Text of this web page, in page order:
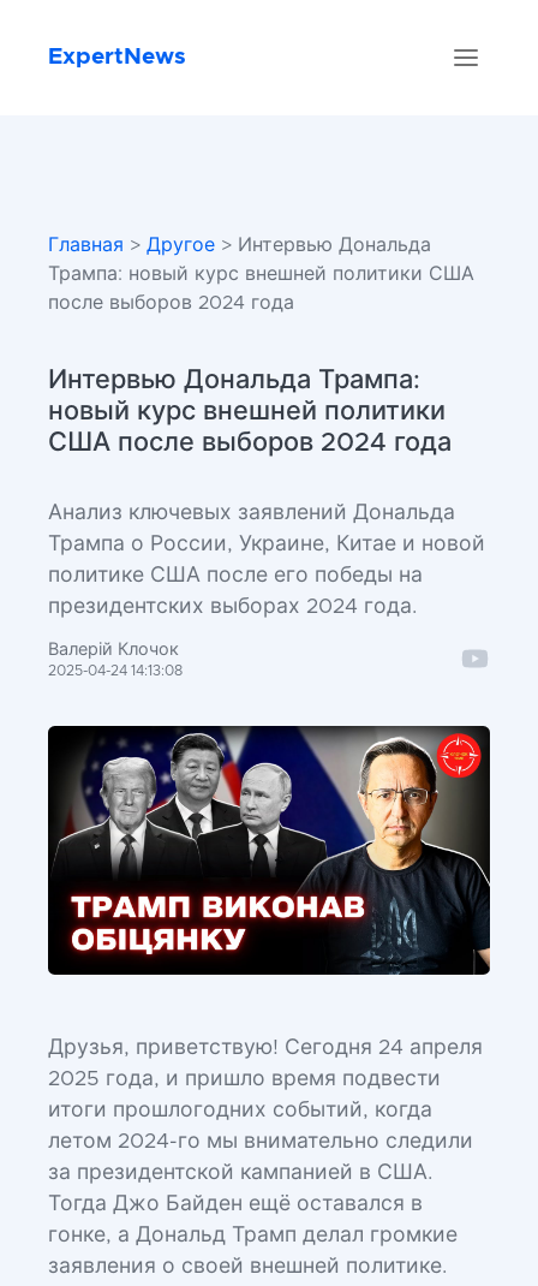
ExpertNews
Главная > Другое > Интервью Дональда
Трампа: новый курс внешней политики США
после выборов 2024 года
Интервью Дональда Трампа:
новый курс внешней политики
США после выборов 2024 года
Анализ ключевых заявлений Дональда
Трампа о России, Украине, Китае и новой
политике США после его победы на
президентских выборах 2024 года.
Валерій Клочок
2025-04-24 14:13:08
Друзья, приветствую! Сегодня 24 апреля
2025 года, и пришло время подвести
итоги прошлогодних событий, когда
летом 2024-го мы внимательно следили
за президентской кампанией в США.
Тогда Джо Байден ещё оставался в
гонке, а Дональд Трамп делал громкие
заявления о своей внешней политике.